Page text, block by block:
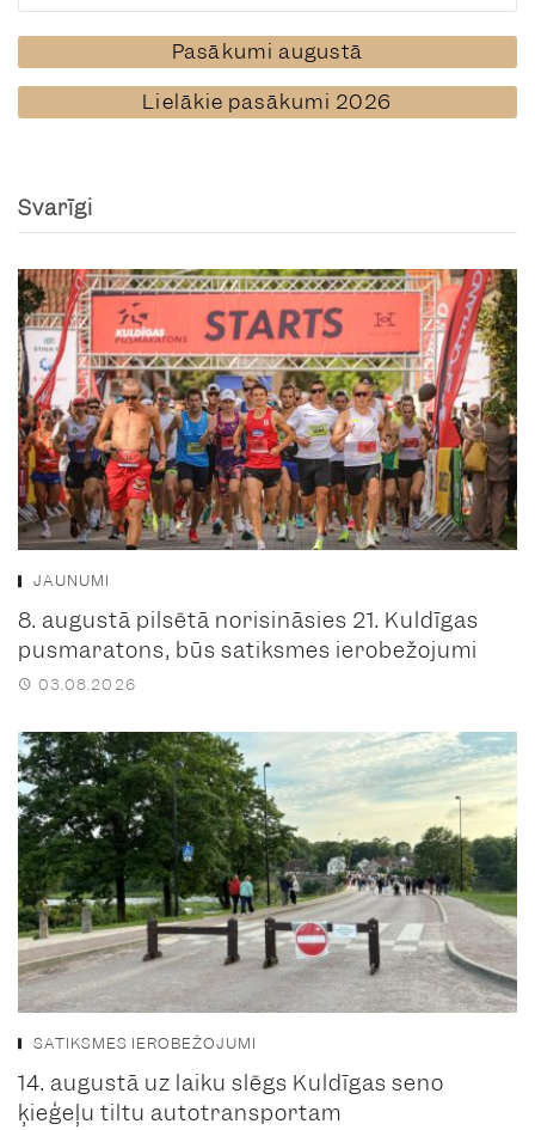
Pasākumi augustā
Lielākie pasākumi 2026
Svarīgi
JAUNUMI
8. augustā pilsētā norisināsies 21. Kuldīgas
pusmaratons, būs satiksmes ierobežojumi
03.08.2026
SATIKSMES IEROBEŽOJUMI
14. augustā uz laiku slēgs Kuldīgas seno
ķieģeļu tiltu autotransportam